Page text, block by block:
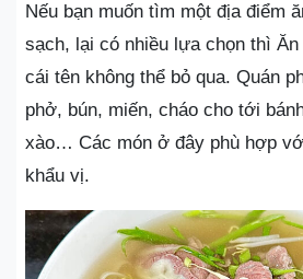
Nếu bạn muốn tìm một địa điểm
sạch, lại có nhiều lựa chọn thì
cái tên không thể bỏ qua. Quán
phở, bún, miến, cháo cho tới
xào… Các món ở đây phù hợp
khẩu vị.